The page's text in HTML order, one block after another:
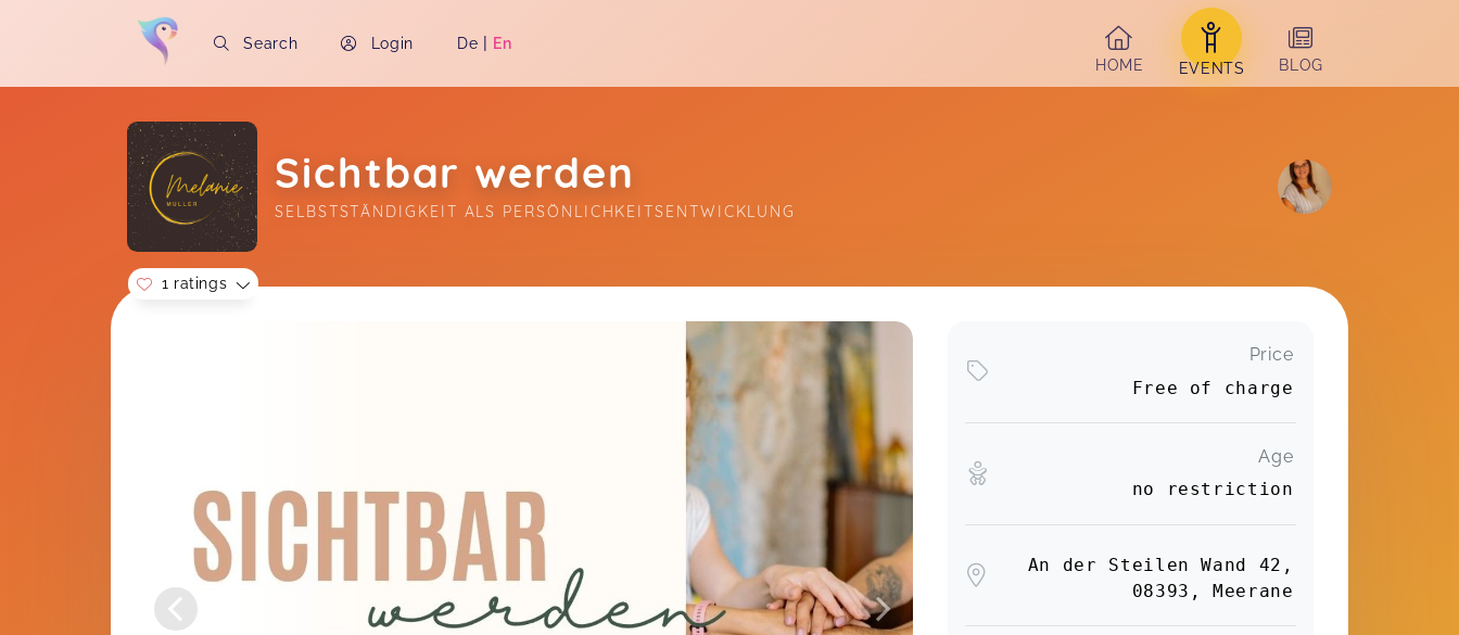
Search Login De | En
HOME
EVENTS BLOG
Sichtbar werden
SELBSTSTÄNDIGKEIT ALS PERSÖNLICHKEITSENTWICKLUNG
Soon you will learn more about me here...
1 ratings
Price
Free of charge
Age
no restriction
An der Steilen Wand 42,
08393, Meerane